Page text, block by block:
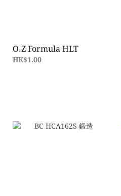
O.Z Formula HLT
HK$1.00